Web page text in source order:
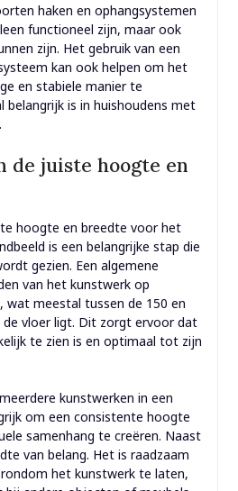
haken en ophangsystemen
functioneel zijn, maar ook
zijn. Het gebruik van een
kan ook helpen om het
en stabiele manier te
belangrijk is in huishoudens met
de juiste hoogte en
hoogte en breedte voor het
is een belangrijke stap die
gezien. Een algemene
van het kunstwerk op
meestal tussen de 150 en
vloer ligt. Dit zorgt ervoor dat
te zien is en optimaal tot zijn
kunstwerken in een
om een consistente hoogte
samenhang te creëren. Naast
van belang. Het is raadzaam
het kunstwerk te laten,